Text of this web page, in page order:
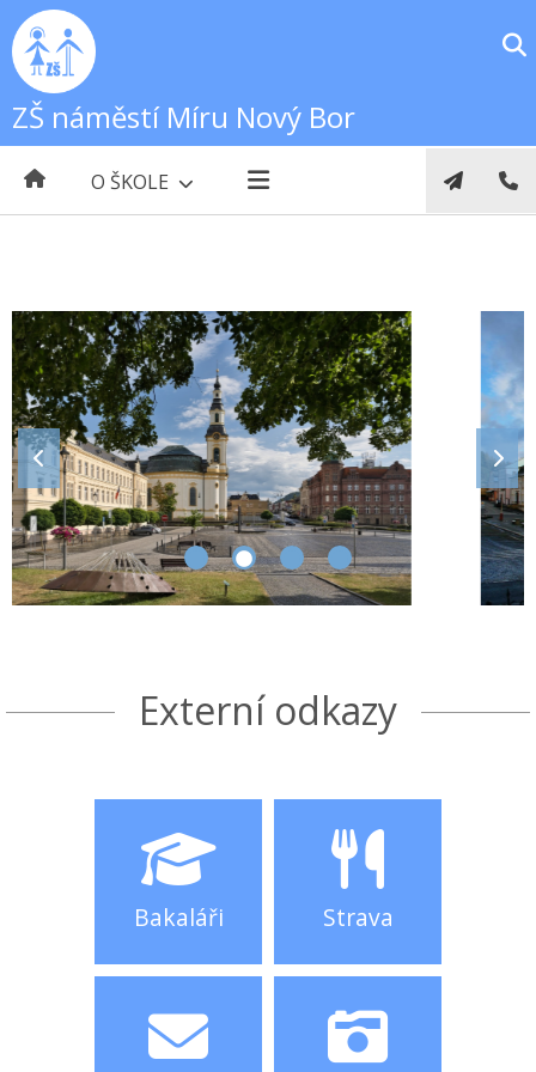
ZŠ náměstí Míru Nový Bor
O ŠKOLE
Externí odkazy
Bakaláři Strava